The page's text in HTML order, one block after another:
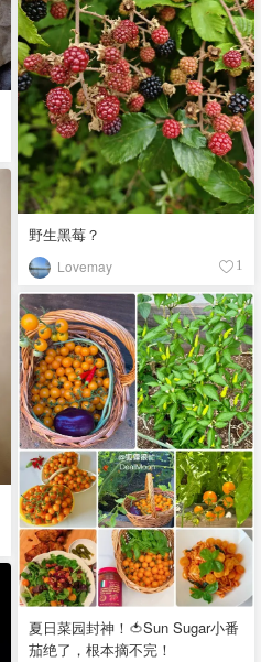
野生黑莓？
Lovemay 1
夏日菜园封神！🍅Sun Sugar小番
茄绝了，根本摘不完！